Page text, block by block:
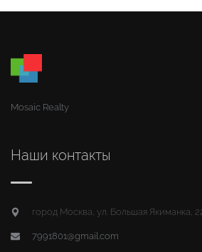
Mosaic Realty
Наши контакты
город Москва, ул. Большая Якиманка,
7991801@gmail.com